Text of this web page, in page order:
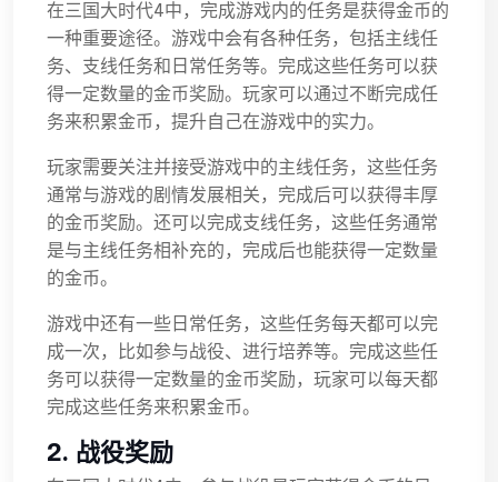
在三国大时代4中，完成游戏内的任务是获得金币的
一种重要途径。游戏中会有各种任务，包括主线任
务、支线任务和日常任务等。完成这些任务可以获
得一定数量的金币奖励。玩家可以通过不断完成任
务来积累金币，提升自己在游戏中的实力。
玩家需要关注并接受游戏中的主线任务，这些任务
通常与游戏的剧情发展相关，完成后可以获得丰厚
的金币奖励。还可以完成支线任务，这些任务通常
是与主线任务相补充的，完成后也能获得一定数量
的金币。
游戏中还有一些日常任务，这些任务每天都可以完
成一次，比如参与战役、进行培养等。完成这些任
务可以获得一定数量的金币奖励，玩家可以每天都
完成这些任务来积累金币。
2. 战役奖励